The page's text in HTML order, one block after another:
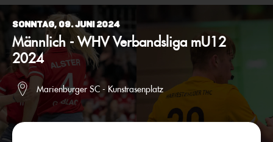
Sonntag, 09. Juni 2024
Männlich - WHV Verbandsliga mU12
2024
Marienburger SC - Kunstrasenplatz